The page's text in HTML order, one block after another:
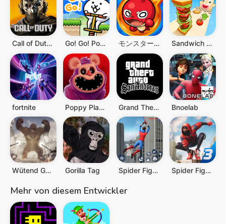
Call of Duty®: Warzone™ Mobile Go! Go! Pogo Cat モンスターストライク Sandwich Runner
fortnite Poppy Playtime Chapter 3 Grand Theft Auto: San Andreas Bnoelab
Wütend Gorilla Monster Jäger Gorilla Tag Spider Fighting: Hero Game Spider Fighter 3: Action Game
Mehr von diesem Entwickler